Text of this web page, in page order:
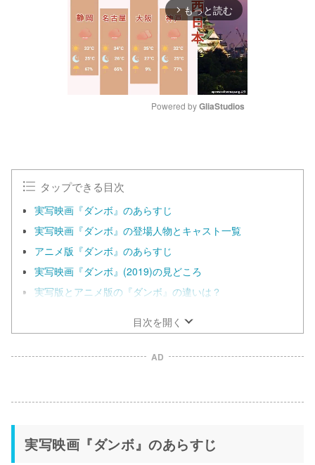
arrow_forward_ios もっと読む
Powered by GliaStudios
タップできる目次
実写映画『ダンボ』のあらすじ
実写映画『ダンボ』の登場人物とキャスト一覧
アニメ版『ダンボ』のあらすじ
実写映画『ダンボ』(2019)の見どころ
実写版とアニメ版の『ダンボ』の違いは？
目次を開く
AD
実写映画『ダンボ』のあらすじ